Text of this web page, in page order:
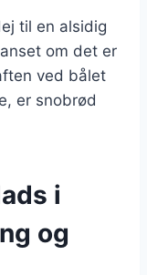
til en alsidig
om det er
ved bålet
er snobrød
i
og